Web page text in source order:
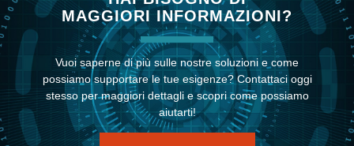
MAGGIORI INFORMAZIONI?
Vuoi saperne di più sulle nostre soluzioni e come
possiamo supportare le tue esigenze? Contattaci oggi
stesso per maggiori dettagli e scopri come possiamo
aiutarti!